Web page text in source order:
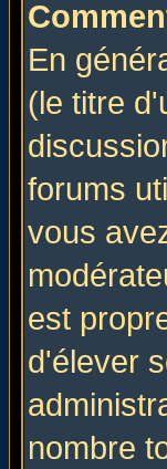
En
(le titre
forums
vous
est
d'élever
nombre